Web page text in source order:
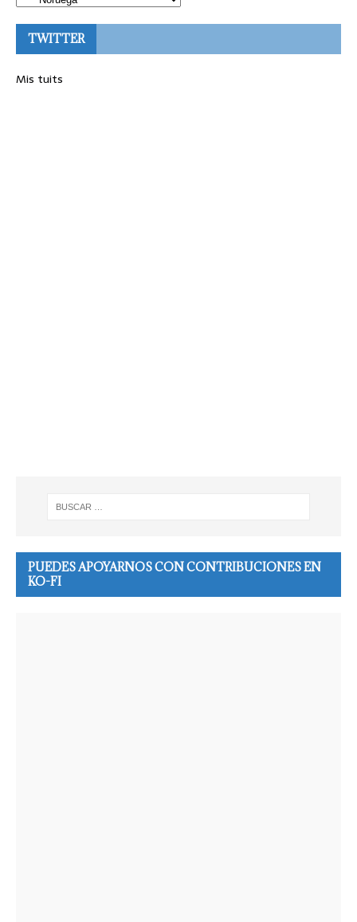
TWITTER
Mis tuits
PUEDES APOYARNOS CON CONTRIBUCIONES EN
KO-FI